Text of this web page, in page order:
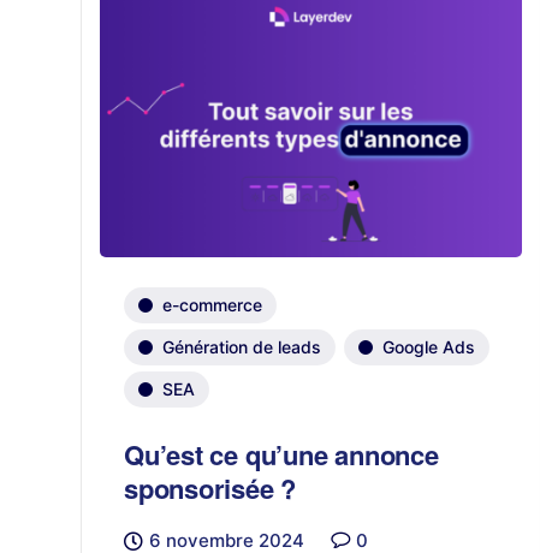
e-commerce
Génération de leads Google Ads
SEA
Qu’est ce qu’une annonce
sponsorisée ?
6 novembre 2024 0